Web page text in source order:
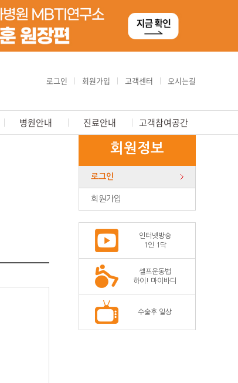
로그인 회원가입 고객센터 오시는길
병원안내 진료안내 고객참여공간
회원정보
로그인
회원가입
인터넷방송
1인 1닥
셀프운동법
하이! 마이바디
수술후 일상